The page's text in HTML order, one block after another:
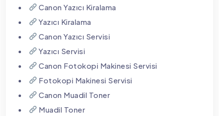
Canon Yazıcı Kiralama
Yazıcı Kiralama
Canon Yazıcı Servisi
Yazıcı Servisi
Canon Fotokopi Makinesi Servisi
Fotokopi Makinesi Servisi
Canon Muadil Toner
Muadil Toner